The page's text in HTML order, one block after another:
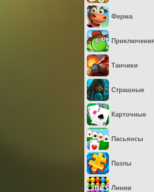
Ферма
Танчики
Страшные
Карточные
Пасьянсы
Пазлы
Линии